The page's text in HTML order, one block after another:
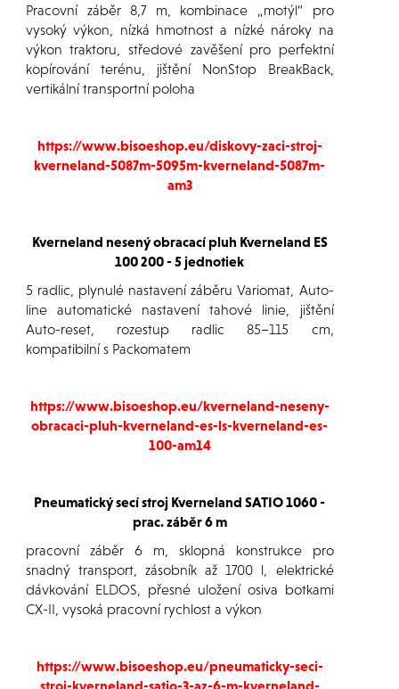
Pracovní záběr 8,7 m, kombinace „motýl“ pro
vysoký výkon, nízká hmotnost a nízké nároky na
výkon traktoru, středové zavěšení pro perfektní
kopírování terénu, jištění NonStop BreakBack,
vertikální transportní poloha
https://www.bisoeshop.eu/diskovy-zaci-stroj-
kverneland-5087m-5095m-kverneland-5087m-
am3
Kverneland nesený obracací pluh Kverneland ES
100 200 - 5 jednotiek
5 radlic, plynulé nastavení záběru Variomat, Auto-
line automatické nastavení tahové linie, jištění
Auto-reset, rozestup radlic 85–115 cm,
kompatibilní s Packomatem
https://www.bisoeshop.eu/kverneland-neseny-
obracaci-pluh-kverneland-es-ls-kverneland-es-
100-am14
Pneumatický secí stroj Kverneland SATIO 1060 -
prac. záběr 6 m
pracovní záběr 6 m, sklopná konstrukce pro
snadný transport, zásobník až 1700 l, elektrické
dávkování ELDOS, přesné uložení osiva botkami
CX-II, vysoká pracovní rychlost a výkon
https://www.bisoeshop.eu/pneumaticky-seci-
stroj-kverneland-satio-3-az-6-m-kverneland-